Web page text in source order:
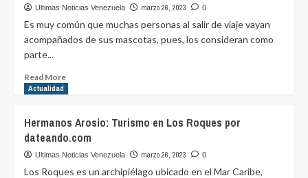
más
utilizados
mundo
Ultimas Noticias Venezuela marzo 26, 2023 0
Es muy común que muchas personas al salir de viaje vayan
acompañados de sus mascotas, pues, los consideran como
parte...
Read MoreRead
Gibelli
Gómez:
¿Qué
Actualidad
Hermanos Arosio: Turismo en Los Roques por
dateando.com
Ultimas Noticias Venezuela marzo 26, 2023 0
Los Roques es un archipiélago ubicado en el Mar Caribe,